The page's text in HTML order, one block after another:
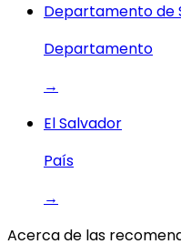
Departamento de
Departamento
→
El Salvador
País
→
Acerca de las